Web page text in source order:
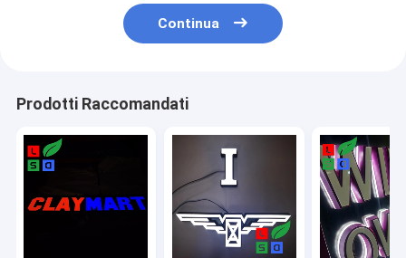
Continua
Prodotti Raccomandati